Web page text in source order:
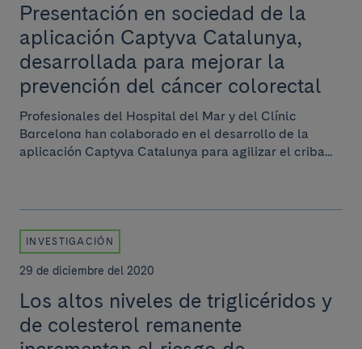
Presentación en sociedad de la
aplicación Captyva Catalunya,
desarrollada para mejorar la
prevención del cáncer colorectal
Profesionales del Hospital del Mar y del Clínic
Barcelona han colaborado en el desarrollo de la
aplicación Captyva Catalunya para agilizar el criba...
INVESTIGACIÓN
29 de diciembre del 2020
Los altos niveles de triglicéridos y
de colesterol remanente